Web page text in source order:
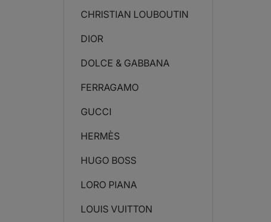
CHRISTIAN LOUBOUTIN
DIOR
DOLCE & GABBANA
FERRAGAMO
GUCCI
HERMÈS
HUGO BOSS
LORO PIANA
LOUIS VUITTON